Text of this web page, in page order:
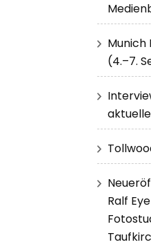
Munich
(4.–7.
Ralf